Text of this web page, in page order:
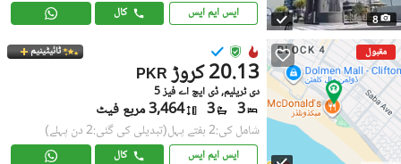
8 ایس ایم ایس کال
مقبول ٹائیٹینیم
PKR 20.13 کروڑ
دی ٹریلیم, ڈی ایچ اے فیز 5
3
3 3,464 مربع فیٹ
شامل کی:2 ہفتے پہل (تبدیلی کی گئی:2 دن پہلے)
ایس ایم ایس کال